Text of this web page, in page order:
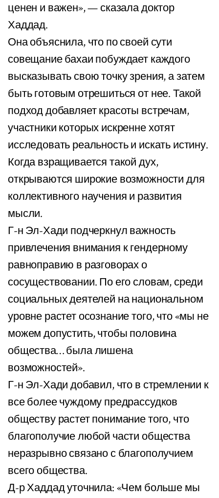
ценен и важен», — сказала доктор
Хаддад.
Она объяснила, что по своей сути
совещание бахаи побуждает каждого
высказывать свою точку зрения, а затем
быть готовым отрешиться от нее. Такой
подход добавляет красоты встречам,
участники которых искренне хотят
исследовать реальность и искать истину.
Когда взращивается такой дух,
открываются широкие возможности для
коллективного научения и развития
мысли.
Г-н Эл-Хади подчеркнул важность
привлечения внимания к гендерному
равноправию в разговорах о
сосуществовании. По его словам, среди
социальных деятелей на национальном
уровне растет осознание того, что «мы не
можем допустить, чтобы половина
общества… была лишена
возможностей».
Г-н Эл-Хади добавил, что в стремлении к
все более чуждому предрассудков
обществу растет понимание того, что
благополучие любой части общества
неразрывно связано с благополучием
всего общества.
Д-р Хаддад уточнила: «Чем больше мы